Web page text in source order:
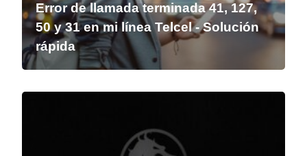
Error de llamada terminada 41, 127,
50 y 31 en mi línea Telcel - Solución
rápida